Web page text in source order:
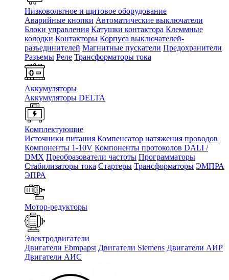
Низковольтное и щитовое оборудование
Аварийные кнопки Автоматические выключатели
Блоки управления Катушки контактора Клеммные
колодки Контакторы Корпуса выключателей-
разъединителей Магнитные пускатели Предохранители
Разъемы Реле Трансформаторы тока
Аккумуляторы
Аккумуляторы DELTA
Комплектующие
Источники питания Компенсатор натяжения проводов
Компоненты 1-10V Компоненты протоколов DALI /
DMX Преобразователи частоты Программаторы
Стабилизаторы тока Стартеры Трансформаторы ЭМПРА
ЭПРА
Мотор-редукторы
Электродвигатели
Двигатели Ebmpapst Двигатели Siemens Двигатели АИР
Двигатели АИС